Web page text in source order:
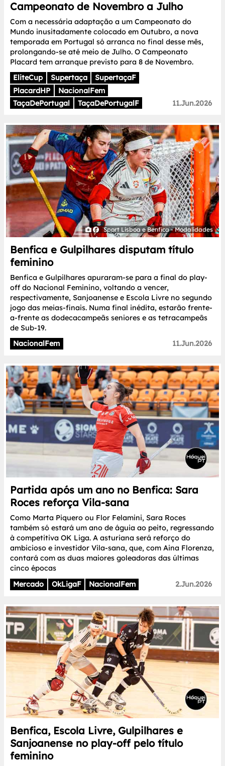
Campeonato de Novembro a Julho
Com a necessária adaptação a um Campeonato do
Mundo inusitadamente colocado em Outubro, a nova
temporada em Portugal só arranca no final desse mês,
prolongando-se até meio de Julho. O Campeonato
Placard tem arranque previsto para 8 de Novembro.
EliteCup
Supertaça
SupertaçaF
PlacardHP
NacionalFem
TaçaDePortugal
TaçaDePortugalF 11.Jun.2026
Sport Lisboa e Benfica - Modalidades
Benfica e Gulpilhares disputam título
feminino
Benfica e Gulpilhares apuraram-se para a final do play-
off do Nacional Feminino, voltando a vencer,
respectivamente, Sanjoanense e Escola Livre no segundo
jogo das meias-finais. Numa final inédita, estarão frente-
a-frente as dodecacampeãs seniores e as tetracampeãs
de Sub-19.
NacionalFem
11.Jun.2026
Partida após um ano no Benfica: Sara
Roces reforça Vila-sana
Como Marta Piquero ou Flor Felamini, Sara Roces
também só estará um ano de águia ao peito, regressando
à competitiva OK Liga. A asturiana será reforço do
ambicioso e investidor Vila-sana, que, com Aina Florenza,
contará com as duas maiores goleadoras das últimas
cinco épocas
Mercado
OkLigaF NacionalFem 2.Jun.2026
Benfica, Escola Livre, Gulpilhares e
Sanjoanense no play-off pelo título
feminino